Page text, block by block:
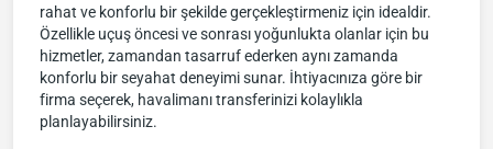
rahat ve konforlu bir şekilde gerçekleştirmeniz için idealdir.
Özellikle uçuş öncesi ve sonrası yoğunlukta olanlar için bu
hizmetler, zamandan tasarruf ederken aynı zamanda
konforlu bir seyahat deneyimi sunar. İhtiyacınıza göre bir
firma seçerek, havalimanı transferinizi kolaylıkla
planlayabilirsiniz.